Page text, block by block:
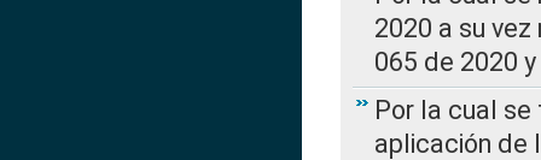
2020 a su
065 de 2020
Por la cual
aplicación de